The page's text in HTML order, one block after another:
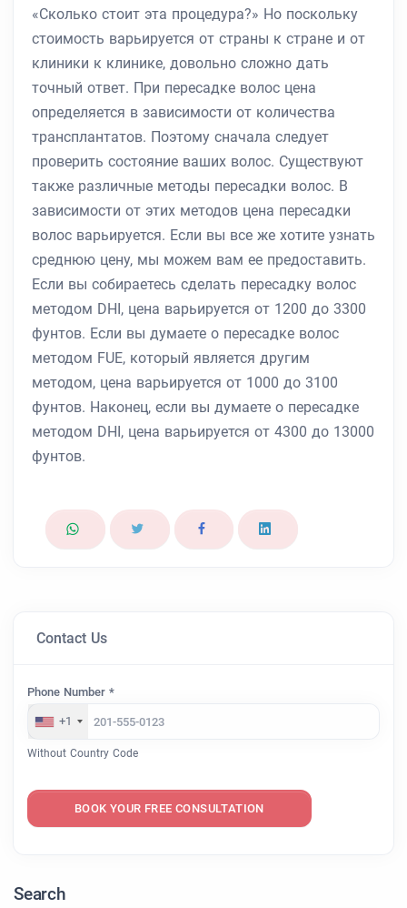
«Сколько стоит эта процедура?» Но поскольку
стоимость варьируется от страны к стране и от
клиники к клинике, довольно сложно дать
точный ответ. При пересадке волос цена
определяется в зависимости от количества
трансплантатов. Поэтому сначала следует
проверить состояние ваших волос. Существуют
также различные методы пересадки волос. В
зависимости от этих методов цена пересадки
волос варьируется. Если вы все же хотите узнать
среднюю цену, мы можем вам ее предоставить.
Если вы собираетесь сделать пересадку волос
методом DHI, цена варьируется от 1200 до 3300
фунтов. Если вы думаете о пересадке волос
методом FUE, который является другим
методом, цена варьируется от 1000 до 3100
фунтов. Наконец, если вы думаете о пересадке
методом DHI, цена варьируется от 4300 до 13000
фунтов.
Contact Us
Phone Number *
+1
Without Country Code
BOOK YOUR FREE CONSULTATION
Search